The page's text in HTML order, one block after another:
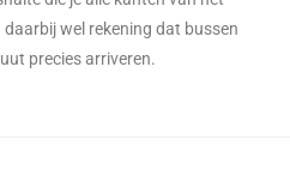
wel rekening dat bussen
precies arriveren.